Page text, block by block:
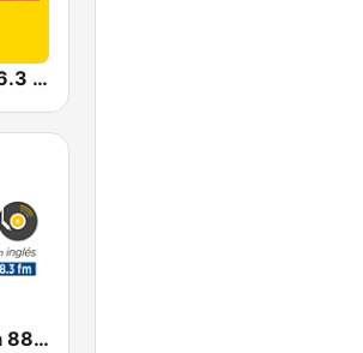
Radiomar 106.3 FM
Radio Mágica 88.3 FM